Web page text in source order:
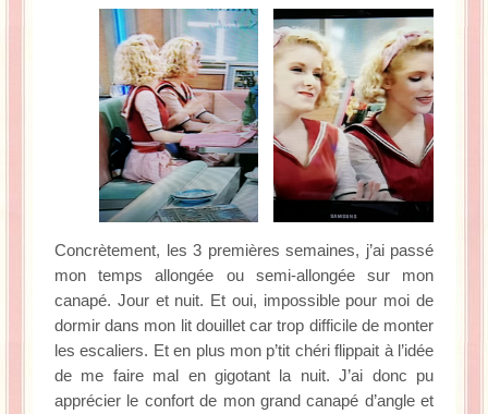
Concrètement, les 3 premières semaines, j’ai passé
mon temps allongée ou semi-allongée sur mon
canapé. Jour et nuit. Et oui, impossible pour moi de
dormir dans mon lit douillet car trop difficile de monter
les escaliers. Et en plus mon p’tit chéri flippait à l’idée
de me faire mal en gigotant la nuit. J’ai donc pu
apprécier le confort de mon grand canapé d’angle et